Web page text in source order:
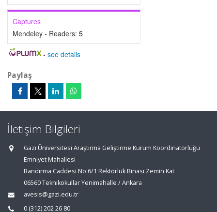
Captures
Mendeley - Readers: 5
- see details
Paylaş
İletişim Bilgileri
Gazi Üniversitesi Araştırma Geliştirme Kurum Koordinatörlüğü
Emniyet Mahallesi
Bandırma Caddesi No:6/1 Rektörlük Binası Zemin Kat
06560 Teknikokullar Yenimahalle / Ankara
avesis@gazi.edu.tr
0 (312) 202 26 80